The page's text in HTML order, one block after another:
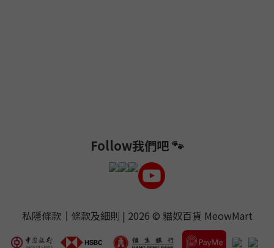
Follow我們吧 🐾
私隱條款｜ 條款及細則 | 2026 © 貓奴百貨 MeowMart